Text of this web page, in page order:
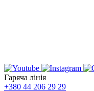
Гаряча лінія
+380 44 206 29 29